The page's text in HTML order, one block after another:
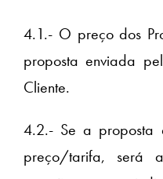
4.1.- O preço dos
proposta enviada
Cliente.
4.2.- Se a proposta
preço/tarifa, será